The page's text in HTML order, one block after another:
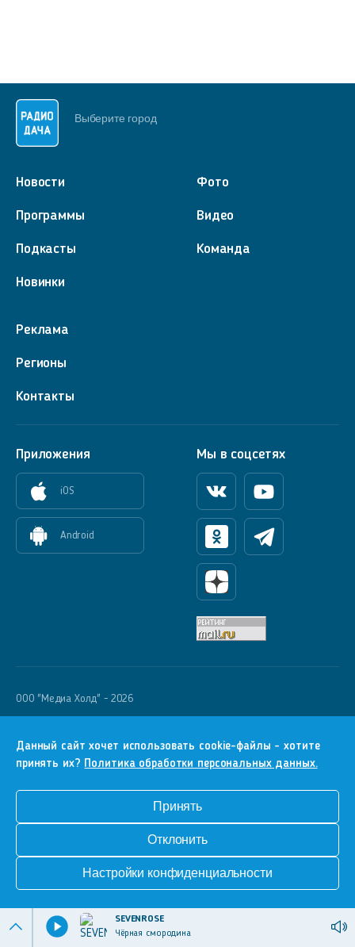
SEVENROSE
Чёрная смородина
Выберите город
Новости
Программы
Подкасты
Новинки
Фото
Видео
Команда
Реклама
Регионы
Контакты
Приложения
iOS
Android
Мы в соцсетях
ВконтактеYoutube
ОдноклассникиТелеграм
Яндекс Дзен
OOO "Медиа Холд" - 2026
16+
Информация для правообладателей
Условия
Конфиденциальность
Данный сайт хочет использовать cookie-файлы - хотите
принять их? Политика обработки персональных данных.
Принять
Отклонить
Настройки конфиденциальности